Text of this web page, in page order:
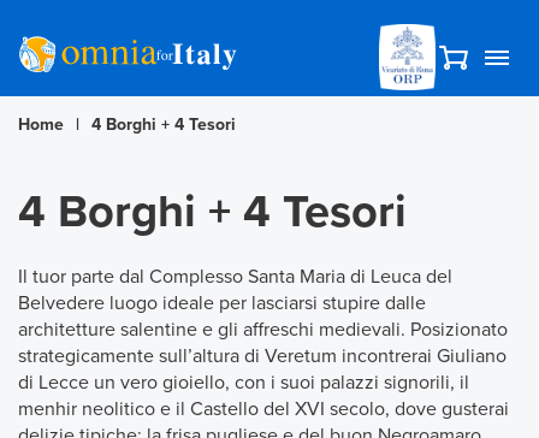
Home | 4 Borghi + 4 Tesori
4 Borghi + 4 Tesori
Il tuor parte dal Complesso Santa Maria di Leuca del
Belvedere luogo ideale per lasciarsi stupire dalle
architetture salentine e gli affreschi medievali. Posizionato
strategicamente sull’altura di Veretum incontrerai Giuliano
di Lecce un vero gioiello, con i suoi palazzi signorili, il
menhir neolitico e il Castello del XVI secolo, dove gusterai